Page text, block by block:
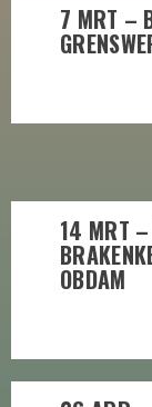
7 MRT –
14 MRT
OBDAM